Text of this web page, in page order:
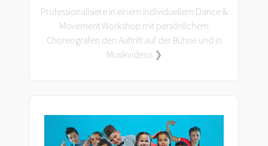
Professionalisiere in einem individuellem Dance &
Movement Workshop mit persönlichem
Choreografen den Auftritt auf der Bühne und in
Musikvideos ❯